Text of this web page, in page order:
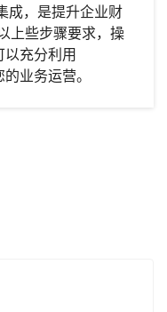
成，是提升企业财
上些步骤要求，操
充分利用
业务运营。